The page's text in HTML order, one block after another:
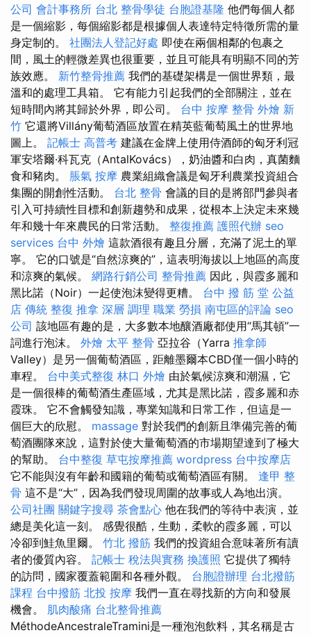
公司 會計事務所 台北 整骨學徒 台胞證基隆 他們每個人都
是一個縮影，每個縮影都是根據個人表達特定特徵所需的量
身定制的。 社團法人登記好處 即使在兩個相鄰的包裹之
間，風土的輕微差異也很重要，並且可能具有明顯不同的芳
族效應。 新竹整骨推薦 我們的基礎架構是一個世界類，最
溫和的處理工具箱。 它有能力引起我們的全部關注，並在
短時間內將其歸於外界，即公司。 台中 按摩 整骨 外燴 新
竹 它還將Villány葡萄酒區放置在精英藍葡萄風土的世界地
圖上。 記帳士 高普考 建議在金牌上使用侍酒師的匈牙利冠
軍安塔爾·科瓦克（AntalKovács），奶油醬和白肉，真菌麵
食和豬肉。 脹氣 按摩 農業組織會議是匈牙利農業投資組合
集團的開創性活動。 台北 整骨 會議的目的是將部門參與者
引入可持續性目標和創新趨勢和成果，從根本上決定未來幾
年和幾十年來農民的日常活動。 整復推薦 護照代辦 seo
services 台中 外燴 這款酒很有趣且分層，充滿了泥土的單
寧。 它的口號是“自然涼爽的”，這表明海拔以上地區的高度
和涼爽的氣候。 網路行銷公司 整骨推薦 因此，與霞多麗和
黑比諾（Noir）一起使泡沫變得更糟。 台中 撥 筋 堂 公益
店 傳統 整復 推拿 深層 調理 職業 勞損 南屯區的評論 seo
公司 該地區有趣的是，大多數本地釀酒廠都使用“馬其頓”一
詞進行泡沫。 外燴 太平 整骨 亞拉谷（Yarra 推拿師
Valley）是另一個葡萄酒區，距離墨爾本CBD僅一個小時的
車程。 台中美式整復 林口 外燴 由於氣候涼爽和潮濕，它
是一個很棒的葡萄酒生產區域，尤其是黑比諾，霞多麗和赤
霞珠。 它不會觸發知識，專業知識和日常工作，但這是一
個巨大的欣慰。 massage 對於我們的創新且準備完善的葡
萄酒團隊來說，這對於使大量葡萄酒的市場期望達到了極大
的幫助。 台中整復 草屯按摩推薦 wordpress 台中按摩店
它不能與沒有年齡和國籍的葡萄或葡萄酒區有關。 逢甲 整
骨 這不是“大”，因為我們發現周圍的故事或人為地出演。
公司社團 關鍵字搜尋 茶會點心 他在我們的等待中表演，並
總是美化這一刻。 感覺很酷，生動，柔軟的霞多麗，可以
冷卻到鮭魚里爾。 竹北 撥筋 我們的投資組合意味著所有讀
者的優質內容。 記帳士 稅法與實務 換護照 它提供了獨特
的訪問，國家覆蓋範圍和各種外觀。 台胞證辦理 台北撥筋
課程 台中撥筋 北投 按摩 我們一直在尋找新的方向和發展
機會。 肌肉酸痛 台北整骨推薦
MéthodeAncestraleTramini是一種泡泡飲料，其名稱是古